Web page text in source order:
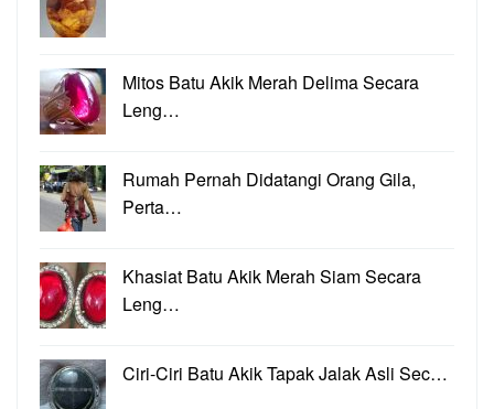
Mitos Batu Akik Merah Delima Secara
Leng…
Rumah Pernah Didatangi Orang Gila,
Perta…
Khasiat Batu Akik Merah Siam Secara
Leng…
Ciri-Ciri Batu Akik Tapak Jalak Asli Sec…